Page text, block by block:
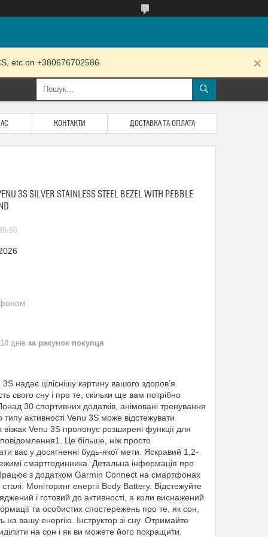
etc on +380676702586.
КОНТАКТИ ДОСТАВКА ТА ОПЛАТА
3S SILVER STAINLESS STEEL BEZEL WITH PEBBLE
50
днів за рахунок покупця
надає ціліснішу картину вашого здоров’я.
свого сну і про те, скільки ще вам потрібно
30 спортивних додатків, анімовані тренування
активності Venu 3S може відстежувати
Venu 3S пропонує розширені функції для
повідомлення1. Це більше, ніж просто
вас у досягненні будь-якої мети. Яскравий 1,2-
смартгодинника. Детальна інформація про
з додатком Garmin Connect на смартфонах
Моніторинг енергії Body Battery. Відстежуйте
і готовий до активності, а коли виснажений
та особистих спостережень про те, як сон,
на вашу енергію. Інструктор зі сну. Отримайте
на сон і як ви можете його покращити.